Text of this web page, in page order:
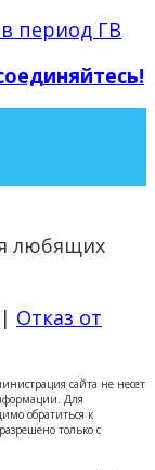
период ГВ
любящих
| Отказ от
сайта не несет
Для
обратиться к
только с